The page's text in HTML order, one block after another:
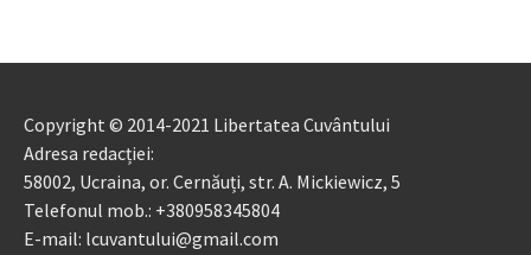
Copyright © 2014-2021 Libertatea Cuvântului
Adresa redacției:
58002, Ucraina, or. Cernăuți, str. A. Mickiewicz, 5
Telefonul mob.: +380958345804
E-mail: lcuvantului@gmail.com